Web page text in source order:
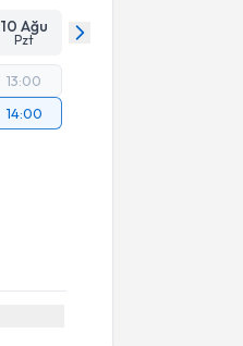
10 Ağu
Pzt
13:00
14:00